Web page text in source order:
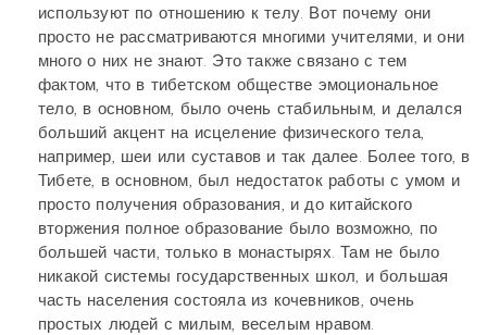
используют по отношению к телу. Вот почему они
просто не рассматриваются многими учителями, и они
много о них не знают. Это также связано с тем
фактом, что в тибетском обществе эмоциональное
тело, в основном, было очень стабильным, и делался
больший акцент на исцеление физического тела,
например, шеи или суставов и так далее. Более того, в
Тибете, в основном, был недостаток работы с умом и
просто получения образования, и до китайского
вторжения полное образование было возможно, по
большей части, только в монастырях. Там не было
никакой системы государственных школ, и большая
часть населения состояла из кочевников, очень
простых людей с милым, веселым нравом.